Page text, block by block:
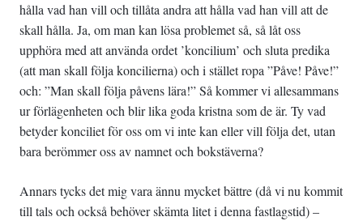
hålla vad han vill och tillåta andra att hålla vad han vill att de
skall hålla. Ja, om man kan lösa problemet så, så låt oss
upphöra med att använda ordet ’koncilium’ och sluta predika
(att man skall följa koncilierna) och i stället ropa ”Påve! Påve!”
och: ”Man skall följa påvens lära!” Så kommer vi allesammans
ur förlägenheten och blir lika goda kristna som de är. Ty vad
betyder konciliet för oss om vi inte kan eller vill följa det, utan
bara berömmer oss av namnet och bokstäverna?
Annars tycks det mig vara ännu mycket bättre (då vi nu kommit
till tals och också behöver skämta litet i denna fastlagstid) –